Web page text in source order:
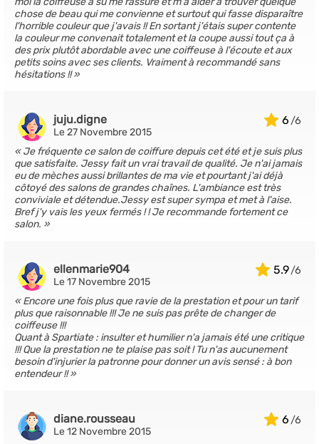
chose de beau qui me convienne et surtout qui fasse disparaître
l'horrible couleur que j'avais !! En sortant j'étais super contente
la couleur me convenait totalement et la coupe aussi tout ça à
des prix plutôt abordable avec une coiffeuse à l'écoute et aux
petits soins avec ses clients. Vraiment à recommandé sans
hésitations !!
6
juju.digne
Le 27 Novembre 2015
Je fréquente ce salon de coiffure depuis cet été et je suis plus
que satisfaite. Jessy fait un vrai travail de qualité. Je n'ai jamais
eu de mèches aussi brillantes de ma vie et pourtant j'ai déjà
côtoyé des salons de grandes chaînes. L'ambiance est très
conviviale et détendue.Jessy est super sympa et met à l'aise.
Bref j'y vais les yeux fermés ! ! Je recommande fortement ce
salon.
5.9
ellenmarie904
Le 17 Novembre 2015
Encore une fois plus que ravie de la prestation et pour un tarif
plus que raisonnable !!! Je ne suis pas prête de changer de
coiffeuse !!!
Quant à Spartiate : insulter et humilier n'a jamais été une critique
!!! Que la prestation ne te plaise pas soit ! Tu n'as aucunement
besoin d'injurier la patronne pour donner un avis sensé : à bon
entendeur !!
6
diane.rousseau
Le 12 Novembre 2015